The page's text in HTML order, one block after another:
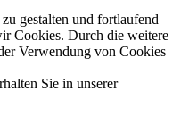
gestalten und fortlaufend
Cookies. Durch die weitere
Verwendung von Cookies
Sie in unserer